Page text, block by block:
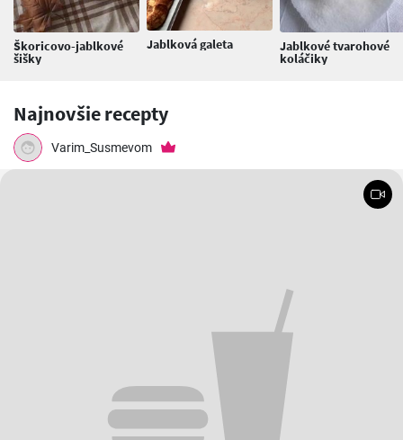
Škoricovo-jablkové
šišky
Jablková galeta Jablkové tvarohové
koláčiky
Najnovšie recepty
Varim_Susmevom